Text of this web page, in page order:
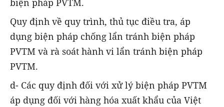
biện pháp PVTM.
Quy định về quy trình, thủ tục điều tra, áp
dụng biện pháp chống lẩn tránh biện pháp
PVTM và rà soát hành vi lẩn tránh biện pháp
PVTM.
d- Các quy định đối với xử lý biện pháp PVTM
áp dụng đối với hàng hóa xuất khẩu của Việt